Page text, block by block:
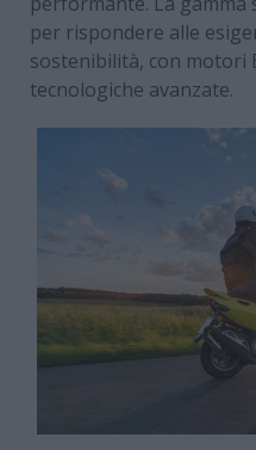
per rispondere alle
sostenibilità, con motori
tecnologiche avanzate.